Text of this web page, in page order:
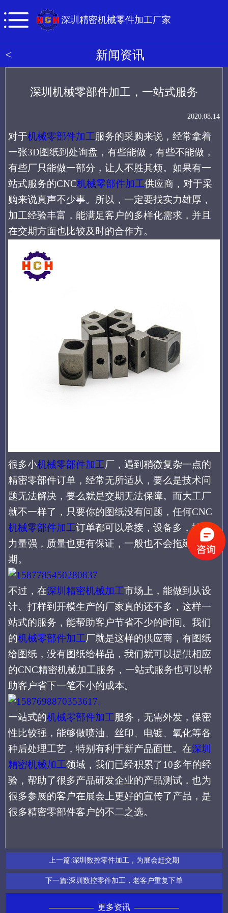
深圳精密机械零件加工厂家
< 新闻资讯
深圳机械零部件加工，一站式服务
2020.08.14
对于机械零部件加工服务的采购来说，经常拿着
一张3D图纸到处询盘，有些能做，有些不能做，
有些厂只能做一部分，让人不胜其烦。如果有一
站式服务的CNC机械零部件加工供应商，对于采
购来说真声不少事。所以，一定要找实力雄厚，
加工经验丰富， 能满足客户的多样化需求 ，并且
在交期方面也比较及时的合作方。
很多小机械零部件加工厂， 遇到稍微复杂一点的
精密零部件订单，经常无所适从，要么是技术问
题无法解决，要么就是交期无法保障。而大工厂
就不一样了，只要你的图纸没有问题，任何CNC
机械零部件加工订单都可以承接，设备多，技术
力量强，质量也更有保证，一般也不会拖延交
期。
不过，在深圳精密机械加工市场上， 能做到从设
计、打样到开模生产的厂家真的还不多，这样一
站式的服务， 能帮助客户节省不少的时间。我们
的机械零部件加工厂就是这样的供应商，有图纸
给图纸，没有图纸给样品，我们就可以提供相应
的CNC精密机械加工服务，一站式服务也可以帮
助客户省下一笔不小的成本。
一站式的机械零部件加工服务， 无需外发，保密
性比较强，能够做喷油、丝印、电镀、氧化等各
种后处理工艺， 特别 有利于新产品面世。 在深圳
精密机械加工领域，我们已经积累了10多年的经
验，帮助了很多产品研发企业的产品测试，也为
很多参展的客户在展会上更好的宣传了产品，是
很多精密零部件客户的不二之选。
上一篇:深圳数控零件加工，为展会赶交期
下一篇:深圳数控零件加工，老客户重复下单
更多资讯